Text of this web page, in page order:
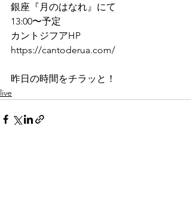
銀座『月のはなれ』にて
13:00〜予定
カントジフアHP
https://cantoderua.com/
昨日の時間をチラッと！
live